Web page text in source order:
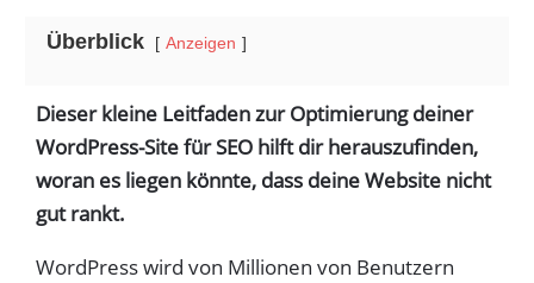
Überblick Anzeigen
Dieser kleine Leitfaden zur Optimierung deiner
WordPress-Site für SEO hilft dir herauszufinden,
woran es liegen könnte, dass deine Website nicht
gut rankt.
WordPress wird von Millionen von Benutzern